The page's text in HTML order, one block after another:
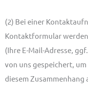
(2) Bei einer
Kontaktformular
(Ihre E-Mail-Adresse,
von uns gespeichert,
diesem